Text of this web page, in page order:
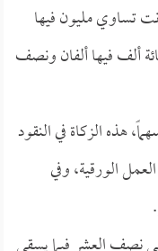
تساوي مليون فيها
ألف فيها ألفان ونصف
هذه الزكاة في النقود
الورقية، وفي